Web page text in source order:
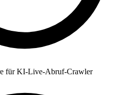
für KI-Live-Abruf-Crawler